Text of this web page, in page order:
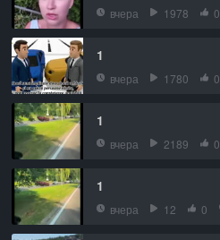
вчера 1978 0
1
вчера 1780 0
1
вчера 2189 0
1
вчера 12 0